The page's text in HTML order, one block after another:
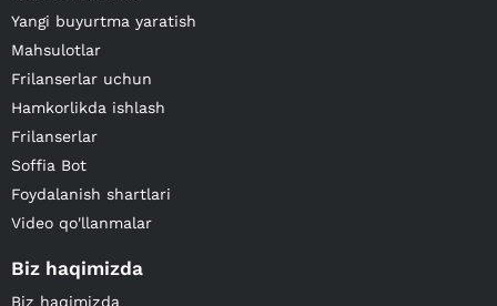
Yangi buyurtma yaratish
Mahsulotlar
Frilanserlar uchun
Hamkorlikda ishlash
Frilanserlar
Soffia Bot
Foydalanish shartlari
Video qo'llanmalar
Biz haqimizda
Biz haqimizda